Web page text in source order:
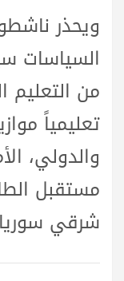
ويحذر
السياسات
من
تعليمياً
والدولي،
مستقبل
شرقي